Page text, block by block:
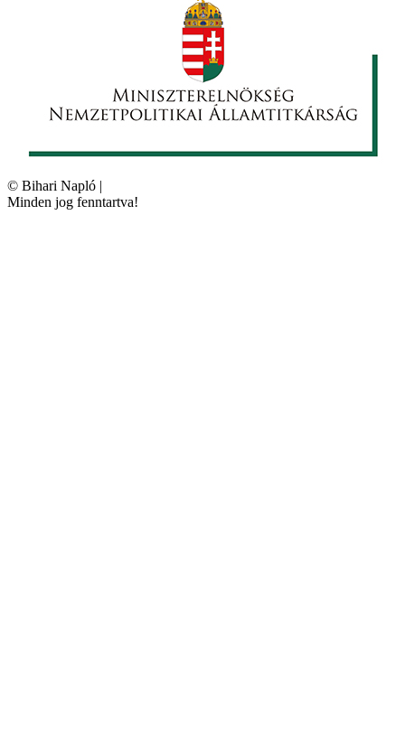
© Bihari Napló |
Minden jog fenntartva!